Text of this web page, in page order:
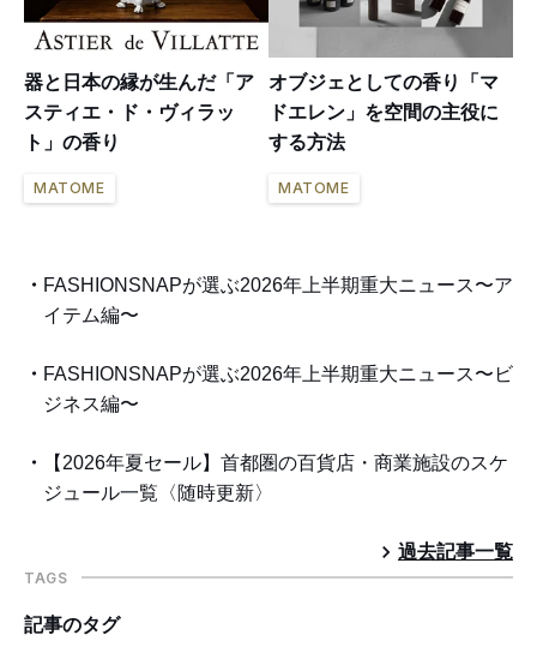
器と日本の縁が生んだ「ア
スティエ・ド・ヴィラッ
ト」の香り
MATOME
オブジェとしての香り「マ
ドエレン」を空間の主役に
する方法
MATOME
FASHIONSNAPが選ぶ2026年上半期重大ニュース〜ア
イテム編〜
FASHIONSNAPが選ぶ2026年上半期重大ニュース〜ビ
ジネス編〜
【2026年夏セール】首都圏の百貨店・商業施設のスケ
ジュール一覧〈随時更新〉
過去記事一覧
TAGS
記事のタグ